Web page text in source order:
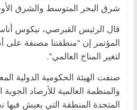
شرق البحر المتوسط والشرق
قال الرئيس القبرصي، نيكوس
المؤتمر إن “منطقتنا مصنفة على
لتغير المناخ العالمي”.
صنفت الهيئة الحكومية الدولية
والمنظمة العالمية للأرصاد الجوية
المتحدة المنطقة التي يعيش فيها